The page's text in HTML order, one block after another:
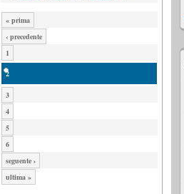
« prima
‹ precedente
1
2
3
4
5
6
seguente ›
ultima »